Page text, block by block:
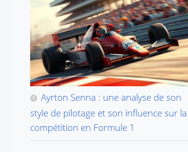
Ayrton Senna : une analyse de son
style de pilotage et son influence sur la
compétition en Formule 1